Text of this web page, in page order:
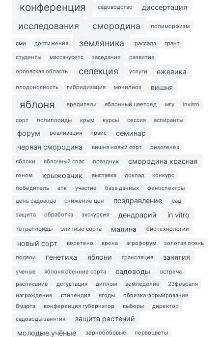
конференция садоводство диссертация
исследования смородина полиморфизм
сми достижения земляника рассада грант
студенты массачусетс заседание развитие
орловская область селекция услуги ежевика
плодоносность гибридизация монилиоз вишня
яблоня вредители яблонный цветоед мгу invitro
сорт полиплоиды крым курсы сессия аспиранты
форум реализация прайс
семинар
черная смородина
вишня новый сорт ризогенез
яблоки яблочный спас праздник смородина красная
геном крыжовник выставка доклад
конкурс
победитель
апк участие база данных
феноспектры
день садовода
снижение цен поздравление сад
защита обработка экскурсия дендрарий in vitro
тетраплоиды элитные сорта малина биотехнологии
новый сорт веретено крона агрофорум золотая осень
подвои генетика яблони трансляция занятия
ученые яблоня осенние сорта садоводы
встреча
расписание
дегустация диплом земледелие
23февраля
награждение
стипендия ягоды
обрезка формирование
8марта
конференция губернатор выборы
директор
садоводы занятия
защита растений
молодые учёные
зернобобовые
первоцветы